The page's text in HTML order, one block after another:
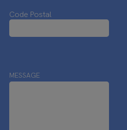
Code Postal
MESSAGE